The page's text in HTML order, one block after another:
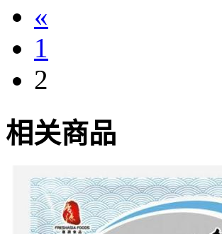
«
1
2
相关商品